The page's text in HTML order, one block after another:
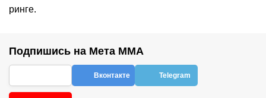
ринге.
Подпишись на Мета ММА
Вконтакте Telegram